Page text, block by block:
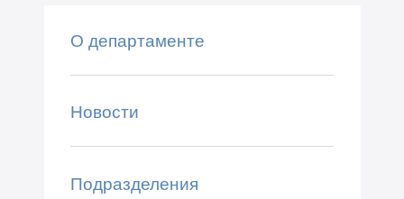
О департаменте
Новости
Подразделения